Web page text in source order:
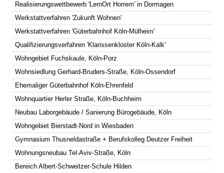
Realisierungswettbewerb 'LernOrt Horrem' in Dormagen
Werkstattverfahren 'Zukunft Wohnen'
Werkstattverfahren 'Güterbahnhof Köln-Mülheim'
Qualifizierungsverfahren 'Klarissenkloster Köln-Kalk'
Wohngebiet Fuchskaule, Köln-Porz
Wohnsiedlung Gerhard-Bruders-Straße, Köln-Ossendorf
Ehemaliger Güterbahnhof Köln-Ehrenfeld
Wohnquartier Herler Straße, Köln-Buchheim
Neubau Laborgebäude / Sanierung Bürogebäude, Köln
Wohngebiet Bierstadt-Nord in Wiesbaden
Gymnasium Thusneldastraße + Berufskolleg Deutzer Freiheit
Wohnungsneubau Tel-Aviv-Straße, Köln
Bereich Albert-Schweitzer-Schule Hilden